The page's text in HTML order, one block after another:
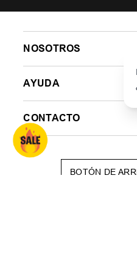
NOSOTROS
AYUDA
CONTACTO
BOTÓN DE